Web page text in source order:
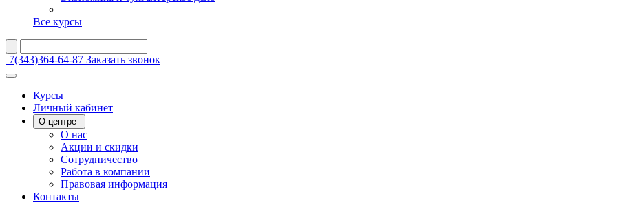
Все курсы
7(343)364-64-87 Заказать звонок
Курсы
Личный кабинет
О центре
О нас
Акции и скидки
Сотрудничество
Работа в компании
Правовая информация
Контакты